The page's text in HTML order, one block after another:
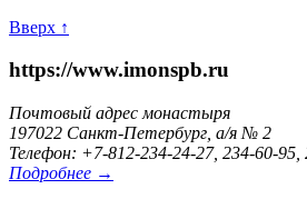
Вверх ↑
https://www.imonspb.ru
Почтовый адрес монастыря
197022 Санкт-Петербург, а/я № 2
Телефон: +7-812-234-24-27, 234-60-95,
Подробнее →